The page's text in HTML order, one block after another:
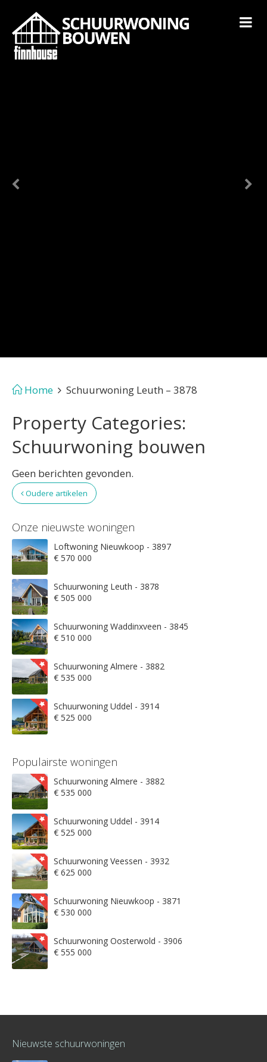
Home Schuurwoning Leuth – 3878
Property Categories:
Schuurwoning bouwen
Geen berichten gevonden.
Oudere artikelen
Onze nieuwste woningen
Loftwoning Nieuwkoop - 3897
€ 570 000
Schuurwoning Leuth - 3878
€ 505 000
Schuurwoning Waddinxveen - 3845
€ 510 000
Schuurwoning Almere - 3882
€ 535 000
Schuurwoning Uddel - 3914
€ 525 000
Populairste woningen
Schuurwoning Almere - 3882
€ 535 000
Schuurwoning Uddel - 3914
€ 525 000
Schuurwoning Veessen - 3932
€ 625 000
Schuurwoning Nieuwkoop - 3871
€ 530 000
Schuurwoning Oosterwold - 3906
€ 555 000
Nieuwste schuurwoningen